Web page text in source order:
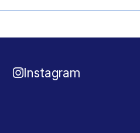
Instagram